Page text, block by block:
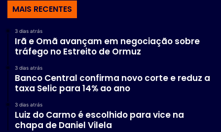
MAIS RECENTES
3 dias atrás
Irã e Omã avançam em negociação sobre
tráfego no Estreito de Ormuz
3 dias atrás
Banco Central confirma novo corte e reduz a
taxa Selic para 14% ao ano
3 dias atrás
Luiz do Carmo é escolhido para vice na
chapa de Daniel Vilela